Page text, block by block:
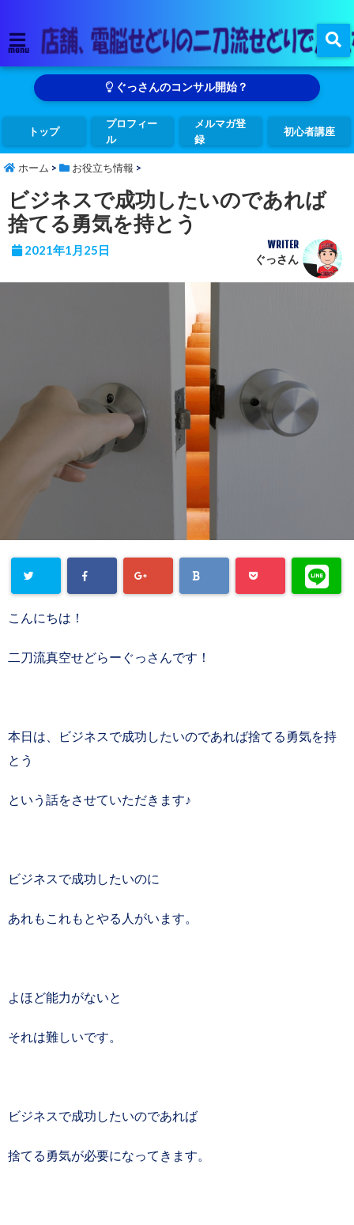
menu
ぐっさんのコンサル開始？
トップ
プロフィー
ル
メルマガ登
録
初心者講座
ホーム > お役立ち情報 >
ビジネスで成功したいのであれば
捨てる勇気を持とう
2021年1月25日 WRITER
ぐっさん
こんにちは！
二刀流真空せどらーぐっさんです！
本日は、ビジネスで成功したいのであれば捨てる勇気を持
とう
という話をさせていただきます♪
ビジネスで成功したいのに
あれもこれもとやる人がいます。
よほど能力がないと
それは難しいです。
ビジネスで成功したいのであれば
捨てる勇気が必要になってきます。